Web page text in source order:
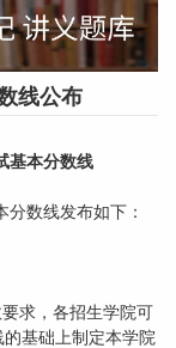
线公布
基本分数线
数线发布如下：
求，各招生学院可
基础上制定本学院